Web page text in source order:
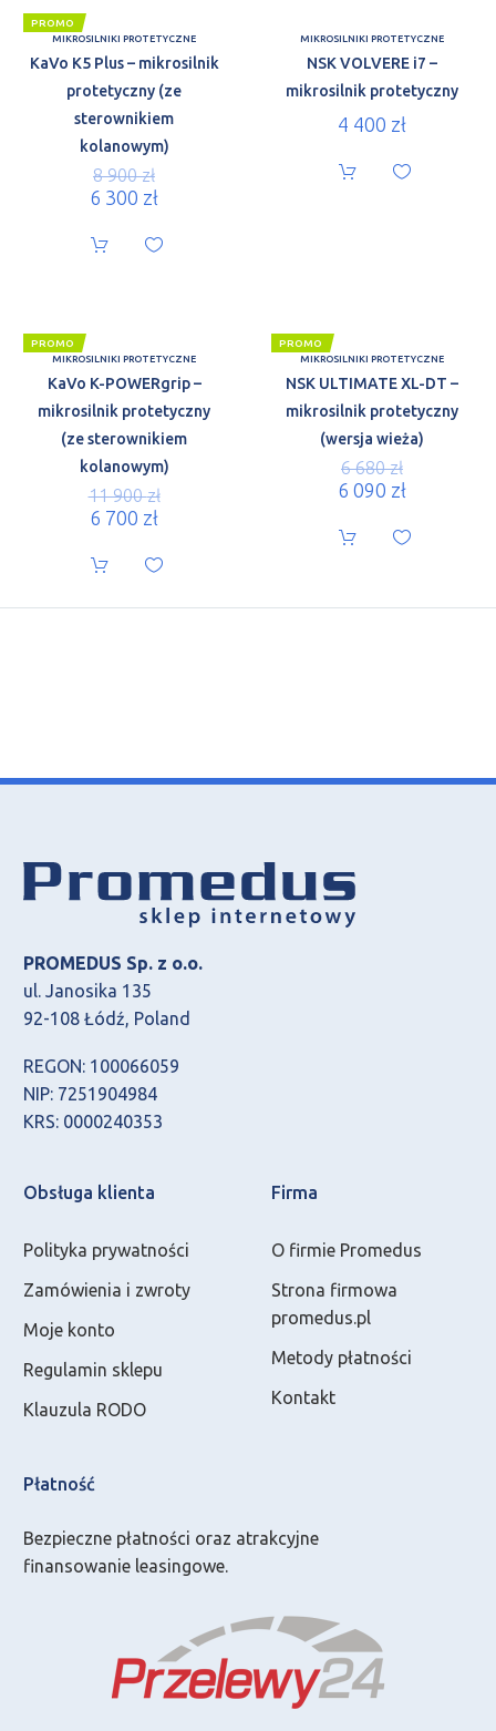
PROMO
MIKROSILNIKI PROTETYCZNE
KaVo K5 Plus – mikrosilnik
protetyczny (ze
sterownikiem
kolanowym)
8 900zł
6 300 zł
MIKROSILNIKI PROTETYCZNE
NSK VOLVERE i7 –
mikrosilnik protetyczny
4 400 zł
PROMO
MIKROSILNIKI PROTETYCZNE
KaVo K-POWERgrip –
mikrosilnik protetyczny
(ze sterownikiem
kolanowym)
11 900zł
6 700 zł
PROMO
MIKROSILNIKI PROTETYCZNE
NSK ULTIMATE XL-DT –
mikrosilnik protetyczny
(wersja wieża)
6 680zł
6 090 zł
PROMEDUS Sp. z o.o.
ul. Janosika 135
92-108 Łódź, Poland
REGON: 100066059
NIP: 7251904984
KRS: 0000240353
Obsługa klienta
Polityka prywatności
Zamówienia i zwroty
Moje konto
Regulamin sklepu
Klauzula RODO
Firma
O firmie Promedus
Strona firmowa
promedus.pl
Metody płatności
Kontakt
Płatność
Bezpieczne płatności oraz atrakcyjne
finansowanie leasingowe.